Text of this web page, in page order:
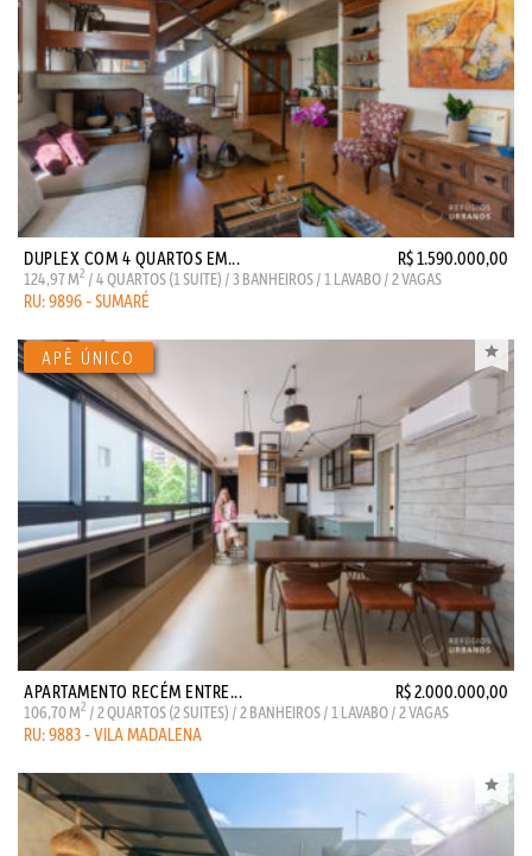
DUPLEX COM 4 QUARTOS EM... R$ 1.590.000,00
124,97 M2 / 4 QUARTOS (1 SUITE) / 3 BANHEIROS / 1 LAVABO / 2 VAGAS
RU: 9896 - SUMARÉ
APARTAMENTO RECÉM ENTRE... R$ 2.000.000,00
106,70 M2 / 2 QUARTOS (2 SUITES) / 2 BANHEIROS / 1 LAVABO / 2 VAGAS
RU: 9883 - VILA MADALENA